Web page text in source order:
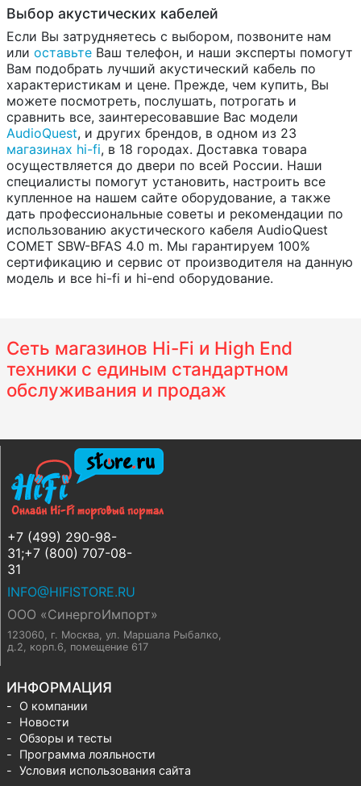
Выбор акустических кабелей
Если Вы затрудняетесь с выбором, позвоните нам
или оставьте Ваш телефон, и наши эксперты помогут
Вам подобрать лучший акустический кабель по
характеристикам и цене. Прежде, чем купить, Вы
можете посмотреть, послушать, потрогать и
сравнить все, заинтересовавшие Вас модели
AudioQuest, и других брендов, в одном из 23
магазинах hi-fi, в 18 городах. Доставка товара
осуществляется до двери по всей России. Наши
специалисты помогут установить, настроить все
купленное на нашем сайте оборудование, а также
дать профессиональные советы и рекомендации по
использованию акустического кабеля AudioQuest
COMET SBW-BFAS 4.0 m. Мы гарантируем 100%
сертификацию и сервис от производителя на данную
модель и все hi-fi и hi-end оборудование.
Сеть магазинов Hi-Fi и High End
техники с единым стандартном
обслуживания и продаж
+7 (499) 290-98-
31;+7 (800) 707-08-
31
INFO@HIFISTORE.RU
ООО «СинергоИмпорт»
123060, г. Москва, ул. Маршала Рыбалко,
д.2, корп.6, помещение 617
ИНФОРМАЦИЯ
О компании
Новости
Обзоры и тесты
Программа лояльности
Условия использования сайта